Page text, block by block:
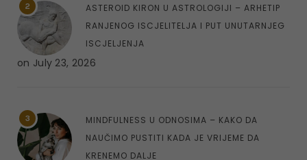
2
ASTEROID KIRON U ASTROLOGIJI – ARHETIP
RANJENOG ISCJELITELJA I PUT UNUTARNJEG
ISCJELJENJA
on July 23, 2026
3
MINDFULNESS U ODNOSIMA – KAKO DA
NAUČIMO PUSTITI KADA JE VRIJEME DA
KRENEMO DALJE